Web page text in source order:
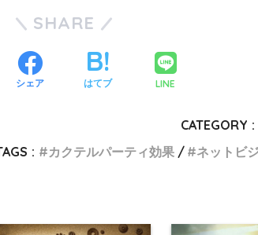
SHARE
シェア はてブ LINE
CATEGORY :
:
カクテルパーティ効果 ネットビ